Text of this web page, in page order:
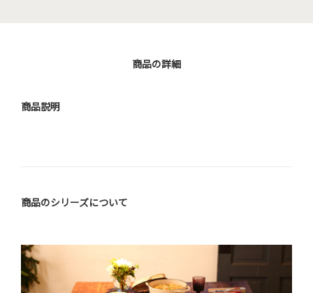
商品の詳細
商品説明
商品のシリーズについて